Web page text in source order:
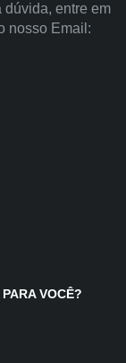
dúvida, entre em
nosso Email:
VOCÊ?